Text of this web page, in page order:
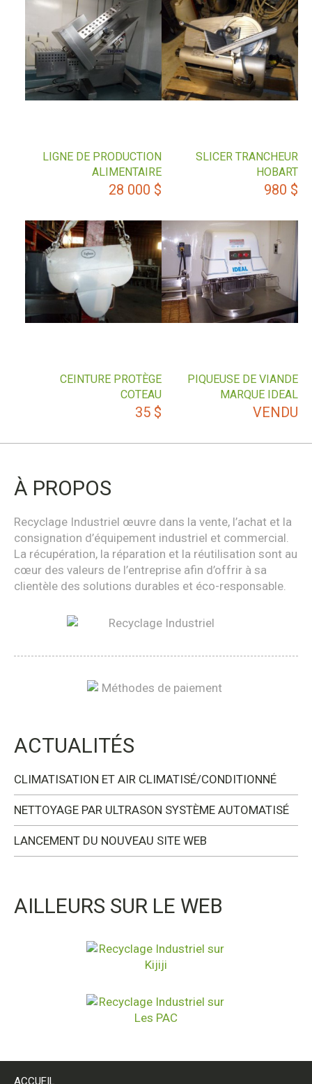
SLICER TRANCHEUR
HOBART
980 $
LIGNE DE PRODUCTION
ALIMENTAIRE
28 000 $
PIQUEUSE DE VIANDE
MARQUE IDEAL
VENDU
CEINTURE PROTÈGE
COTEAU
35 $
À PROPOS
Recyclage Industriel œuvre dans la vente, l’achat et la
consignation d’équipement industriel et commercial.
La récupération, la réparation et la réutilisation sont au
cœur des valeurs de l’entreprise afin d’offrir à sa
clientèle des solutions durables et éco-responsable.
ACTUALITÉS
CLIMATISATION ET AIR CLIMATISÉ/CONDITIONNÉ
NETTOYAGE PAR ULTRASON SYSTÈME AUTOMATISÉ
LANCEMENT DU NOUVEAU SITE WEB
AILLEURS SUR LE WEB
ACCUEIL